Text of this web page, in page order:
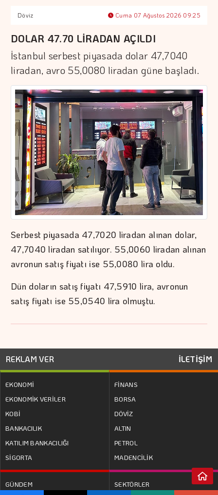
Döviz Cuma 07 Ağustos 2026 09:25
DOLAR 47.70 LİRADAN AÇILDI
İstanbul serbest piyasada dolar 47,7040
liradan, avro 55,0080 liradan güne başladı.
Serbest piyasada 47,7020 liradan alınan dolar,
47,7040 liradan satılıyor. 55,0060 liradan alınan
avronun satış fiyatı ise 55,0080 lira oldu.
Dün doların satış fiyatı 47,5910 lira, avronun
satış fiyatı ise 55,0540 lira olmuştu.
REKLAM VER İLETİŞİM
EKONOMİ
EKONOMİK VERİLER
KOBİ
BANKACILIK
KATILIM BANKACILIĞI
SİGORTA
FİNANS
BORSA
DÖVİZ
ALTIN
PETROL
MADENCİLİK
GÜNDEM
SEKTÖRLER